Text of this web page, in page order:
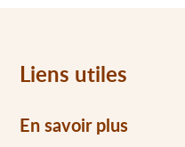
Liens utiles
En savoir plus